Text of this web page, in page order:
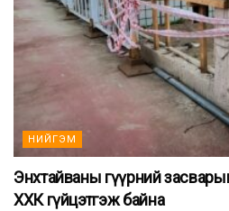
НИЙГЭМ
Энхтайваны гүүрний
ХХК гүйцэтгэж байна